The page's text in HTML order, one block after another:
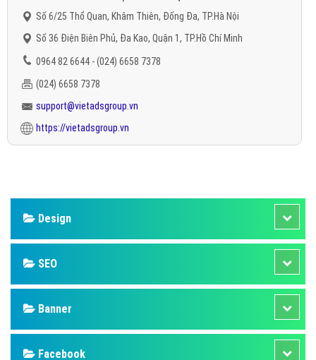
Số 6/25 Thổ Quan, Khâm Thiên, Đống Đa, TP.Hà Nội
Số 36 Điện Biên Phủ, Đa Kao, Quận 1, TP.Hồ Chí Minh
0964 82 6644 - (024) 6658 7378
(024) 6658 7378
support@vietadsgroup.vn
https://vietadsgroup.vn